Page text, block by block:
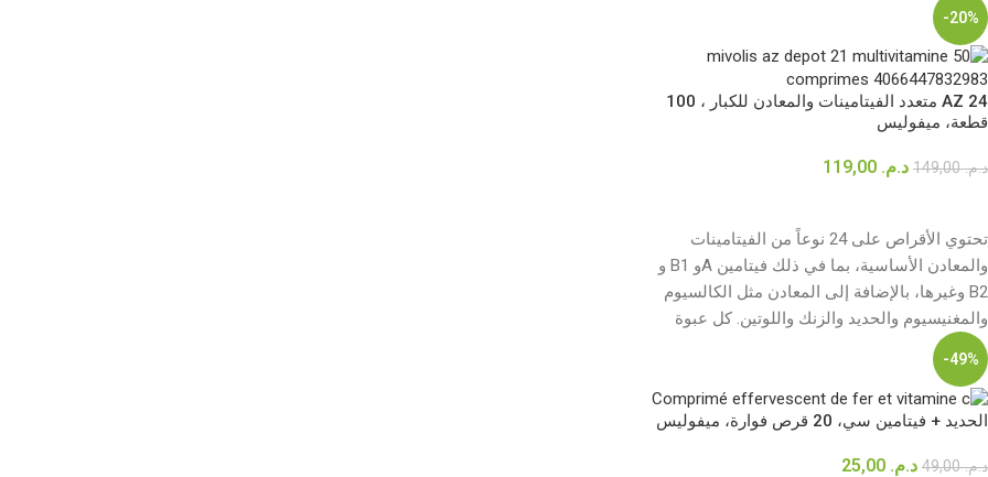
-20%
AZ 24 متعدد الفيتامينات والمعادن للكبار ، 100
قطعة، ميفوليس
د.م.149,00 د.م.
تحتوي الأقراص على 24 نوعاً من الفيتامينات
والمعادن الأساسية، بما في ذلك فيتامين Aو B1 و
B2 وغيرها، بالإضافة إلى المعادن مثل الكالسيوم
والمغنيسيوم والحديد والزنك واللوتين. كل عبوة
تكفي لمدة 100 يوم من الاستخدام المستمر!
-49%
الحديد + فيتامين سي، 20 قرص فوارة، ميفوليس
د.م.49,00 د.م.